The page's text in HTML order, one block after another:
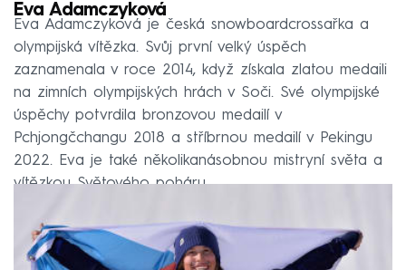
Eva Adamczyková
Eva Adamczyková je česká snowboardcrossařka a
olympijská vítězka. Svůj první velký úspěch
zaznamenala v roce 2014, když získala zlatou medaili
na zimních olympijských hrách v Soči. Své olympijské
úspěchy potvrdila bronzovou medailí v
Pchjongčchangu 2018 a stříbrnou medailí v Pekingu
2022. Eva je také několikanásobnou mistryní světa a
vítězkou Světového poháru.